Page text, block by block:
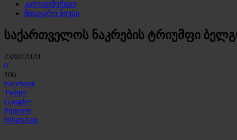
კალათბურთი
მთავარი ნიუსი
საქართველოს ნაკრების ტრიუმფი
23/02/2020
0
106
Facebook
Twitter
Google+
Pinterest
WhatsApp